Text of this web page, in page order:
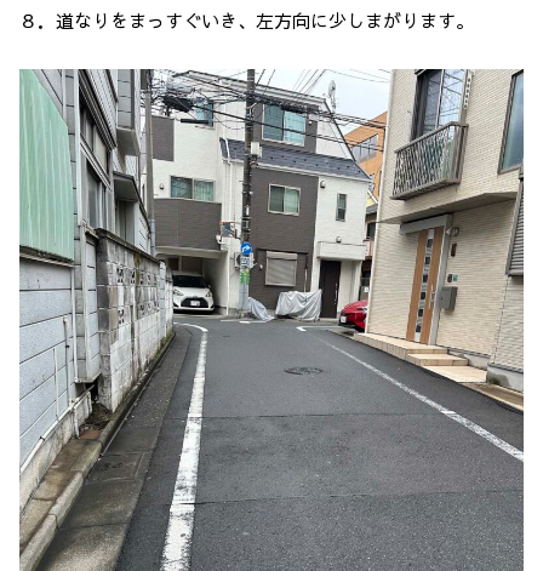
８．道なりをまっすぐいき、左方向に少しまがります。